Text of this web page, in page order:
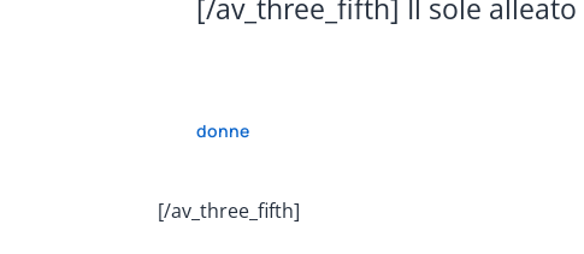
[/av_three_fifth] Il sole
donne
[/av_three_fifth]